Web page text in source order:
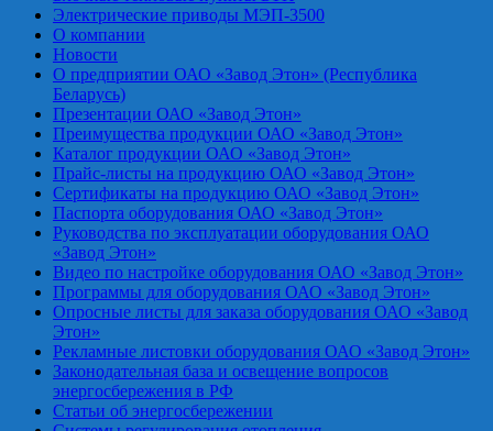
Электрические приводы МЭП-3500
О компании
Новости
О предприятии ОАО «Завод Этон» (Республика
Беларусь)
Презентации ОАО «Завод Этон»
Преимущества продукции ОАО «Завод Этон»
Каталог продукции ОАО «Завод Этон»
Прайс-листы на продукцию ОАО «Завод Этон»
Сертификаты на продукцию ОАО «Завод Этон»
Паспорта оборудования ОАО «Завод Этон»
Руководства по эксплуатации оборудования ОАО
«Завод Этон»
Видео по настройке оборудования ОАО «Завод Этон»
Программы для оборудования ОАО «Завод Этон»
Опросные листы для заказа оборудования ОАО «Завод
Этон»
Рекламные листовки оборудования ОАО «Завод Этон»
Законодательная база и освещение вопросов
энергосбережения в РФ
Статьи об энергосбережении